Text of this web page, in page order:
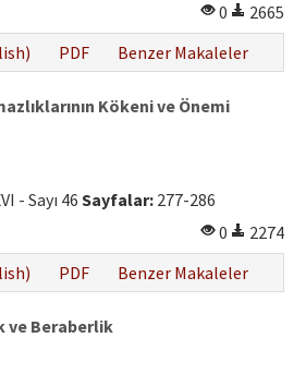
0
2665
PDF Benzer Makaleler
Kökeni ve Önemi
- Sayı 46 Sayfalar: 277-286
0
2274
PDF Benzer Makaleler
ve Beraberlik